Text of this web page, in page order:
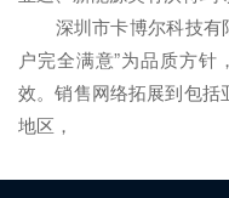
深圳市卡博尔科技有
户完全满意”为品质方
效。销售网络拓展到包括
地区，